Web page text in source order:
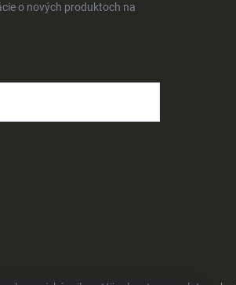
o nových produktoch na